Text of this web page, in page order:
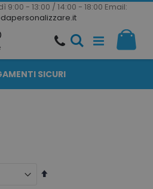
9:00 - 13:00 / 14:00 - 18:00 Email:
PRODOTTI
PERSONALIZZABILI
SICURI